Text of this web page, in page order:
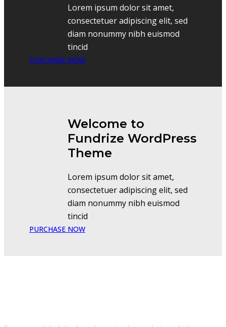
Lorem ipsum dolor sit amet,
consectetuer adipiscing elit, sed
diam nonummy nibh euismod
tincid
PURCHASE NOW
Welcome to
Fundrize WordPress
Theme
Lorem ipsum dolor sit amet,
consectetuer adipiscing elit, sed
diam nonummy nibh euismod
tincid
PURCHASE NOW